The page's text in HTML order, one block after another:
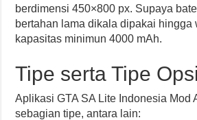
berdimensi 450×800 px. Supaya
bertahan lama dikala dipakai hingga
kapasitas minimun 4000 mAh.
Tipe serta Tipe
Aplikasi GTA SA Lite Indonesia Mod
sebagian tipe, antara lain: